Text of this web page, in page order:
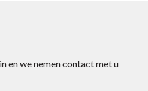
en we nemen contact met u